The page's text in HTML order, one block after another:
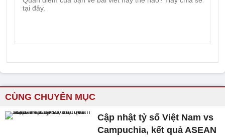
CÙNG CHUYÊN MỤC
Cập nhật tỷ số Việt Nam vs
Campuchia, kết quả ASEAN